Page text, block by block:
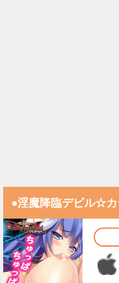
●淫魔降臨デビル☆